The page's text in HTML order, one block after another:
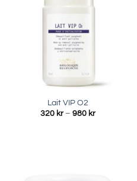
Lait VIP O2
320 kr – 980 krPrisintervall: